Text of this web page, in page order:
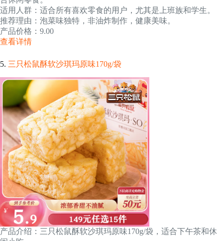
适用人群：适合所有喜欢零食的用户，尤其是上班族和学生。
推荐理由：泡菜味独特，非油炸制作，健康美味。
产品价格：9.00
查看详情
5. 三只松鼠酥软沙琪玛原味170g/袋
产品介绍：三只松鼠酥软沙琪玛原味170g/袋，适合下午茶和休